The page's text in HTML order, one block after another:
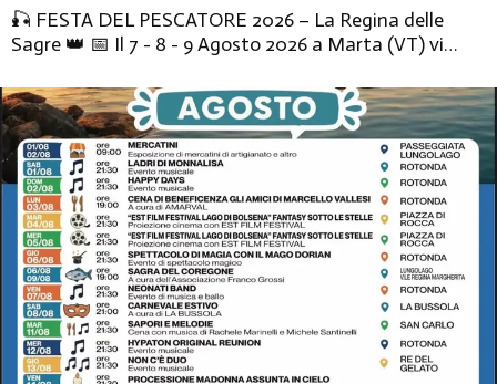
🎣 FESTA DEL PESCATORE 2026 – La Regina delle
Sagre 👑 📅 Il 7 - 8 - 9 Agosto 2026 a Marta (VT) vi